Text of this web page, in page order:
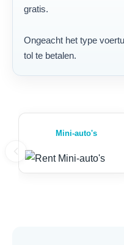
gratis.
Ongeacht het type
tol te betalen.
Mini-auto's